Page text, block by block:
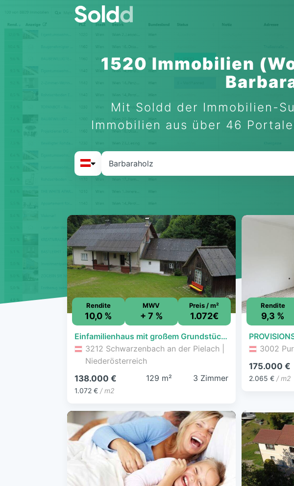
1520 Immobilien
Mit Soldd der Immobilien-
Immobilien aus über 46
Rendite
10,0 %
MWV
+ 7 %
Preis / m²
1.072€
Einfamilienhaus mit großem Grundstück in naturnaher Lage von Schwarzenbach
3212 Schwarzenbach an der Pielach |
Niederösterreich
138.000 €
1.072 € / m2
129 m² 3 Zimmer
Rendite
9,3 %
3002
175.000 €
2.065 €/ m2